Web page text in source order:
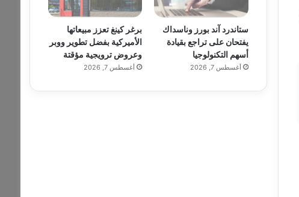
ستاندرد آند بورز وناسداك
يفتحان على تراجع بقيادة
أسهم التكنولوجيا
أغسطس 7, 2026
برغر كينغ تعزز مبيعاتها
الأميركية بفضل تطوير ووبر
وعروض ترويجية مؤقتة
أغسطس 7, 2026